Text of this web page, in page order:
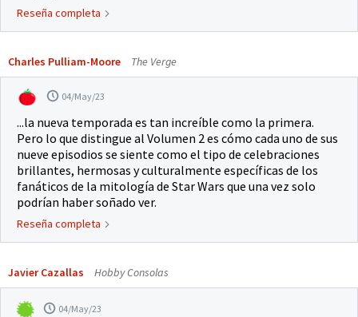
Reseña completa
Charles Pulliam-Moore The Verge
04/May/23
...la nueva temporada es tan increíble como la primera.
Pero lo que distingue al Volumen 2 es cómo cada uno de sus
nueve episodios se siente como el tipo de celebraciones
brillantes, hermosas y culturalmente específicas de los
fanáticos de la mitología de Star Wars que una vez solo
podrían haber soñado ver.
Reseña completa
Javier Cazallas Hobby Consolas
04/May/23